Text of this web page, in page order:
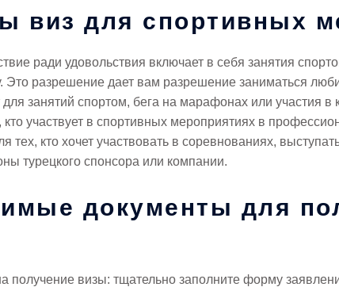
виз для спортивных
ради удовольствия включает в себя занятия
Это разрешение дает вам разрешение заниматься
занятий спортом, бега на марафонах или участия
участвует в спортивных мероприятиях в
тех, кто хочет участвовать в соревнованиях,
турецкого спонсора или компании.
документы для
получение визы: тщательно заполните форму